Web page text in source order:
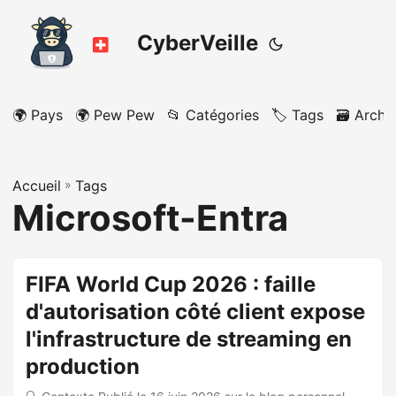
CyberVeille
🌍 Pays 🌍 Pew Pew 📂 Catégories 🏷️ Tags 🗃️
Accueil » Tags
Microsoft-Entra
FIFA World Cup 2026 : faille
d'autorisation côté client expose
l'infrastructure de streaming en
production